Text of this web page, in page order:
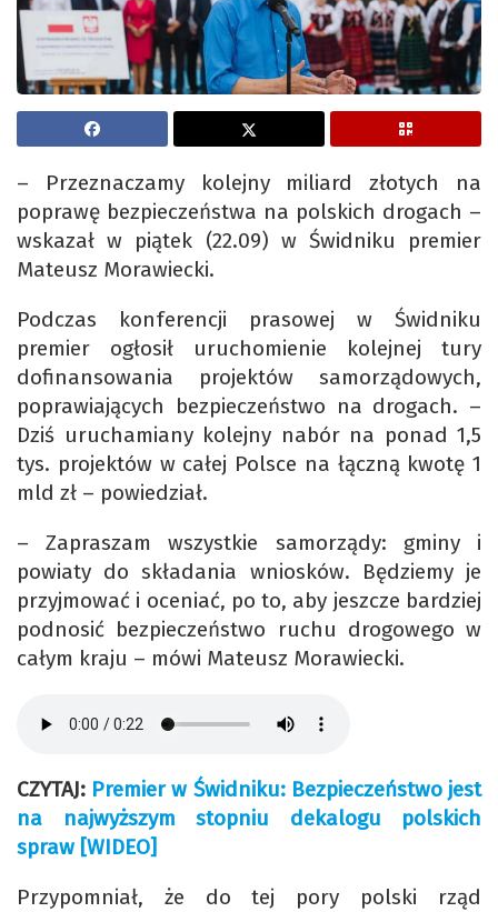
– Przeznaczamy kolejny miliard złotych na
poprawę bezpieczeństwa na polskich drogach –
wskazał w piątek (22.09) w Świdniku premier
Mateusz Morawiecki.
Podczas konferencji prasowej w Świdniku
premier ogłosił uruchomienie kolejnej tury
dofinansowania projektów samorządowych,
poprawiających bezpieczeństwo na drogach. –
Dziś uruchamiany kolejny nabór na ponad 1,5
tys. projektów w całej Polsce na łączną kwotę 1
mld zł – powiedział.
– Zapraszam wszystkie samorządy: gminy i
powiaty do składania wniosków. Będziemy je
przyjmować i oceniać, po to, aby jeszcze bardziej
podnosić bezpieczeństwo ruchu drogowego w
całym kraju – mówi Mateusz Morawiecki.
CZYTAJ: Premier w Świdniku: Bezpieczeństwo jest
na najwyższym stopniu dekalogu polskich
spraw [WIDEO]
Przypomniał, że do tej pory polski rząd